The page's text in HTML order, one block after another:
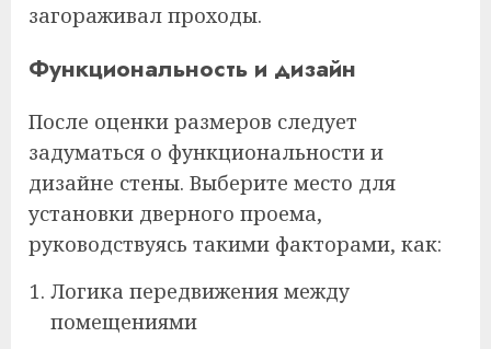
загораживал проходы.
Функциональность и дизайн
После оценки размеров следует
задуматься о функциональности и
дизайне стены. Выберите место для
установки дверного проема,
руководствуясь такими факторами, как:
Логика передвижения между
помещениями